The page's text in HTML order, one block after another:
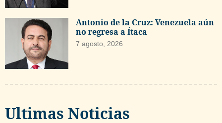
Antonio de la Cruz: Venezuela aún
no regresa a Ítaca
7 agosto, 2026
Ultimas Noticias